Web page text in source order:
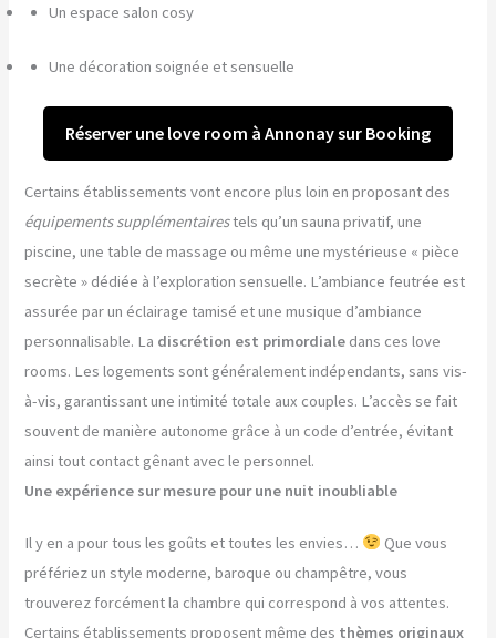
Un espace salon cosy
Une décoration soignée et sensuelle
Réserver une love room à Annonay sur Booking
Certains établissements vont encore plus loin en proposant des
équipements supplémentairestels qu’un sauna privatif, une
piscine, une table de massage ou même une mystérieuse « pièce
secrète » dédiée à l’exploration sensuelle. L’ambiance feutrée est
assurée par un éclairage tamisé et une musique d’ambiance
personnalisable. La discrétion est primordiale dans ces love
rooms. Les logements sont généralement indépendants, sans vis-
à-vis, garantissant une intimité totale aux couples. L’accès se fait
souvent de manière autonome grâce à un code d’entrée, évitant
ainsi tout contact gênant avec le personnel.
Une expérience sur mesure pour une nuit inoubliable
Il y en a pour tous les goûts et toutes les envies…
Que vous
préfériez un style moderne, baroque ou champêtre, vous
trouverez forcément la chambre qui correspond à vos attentes.
Certains établissements proposent même des thèmes originaux